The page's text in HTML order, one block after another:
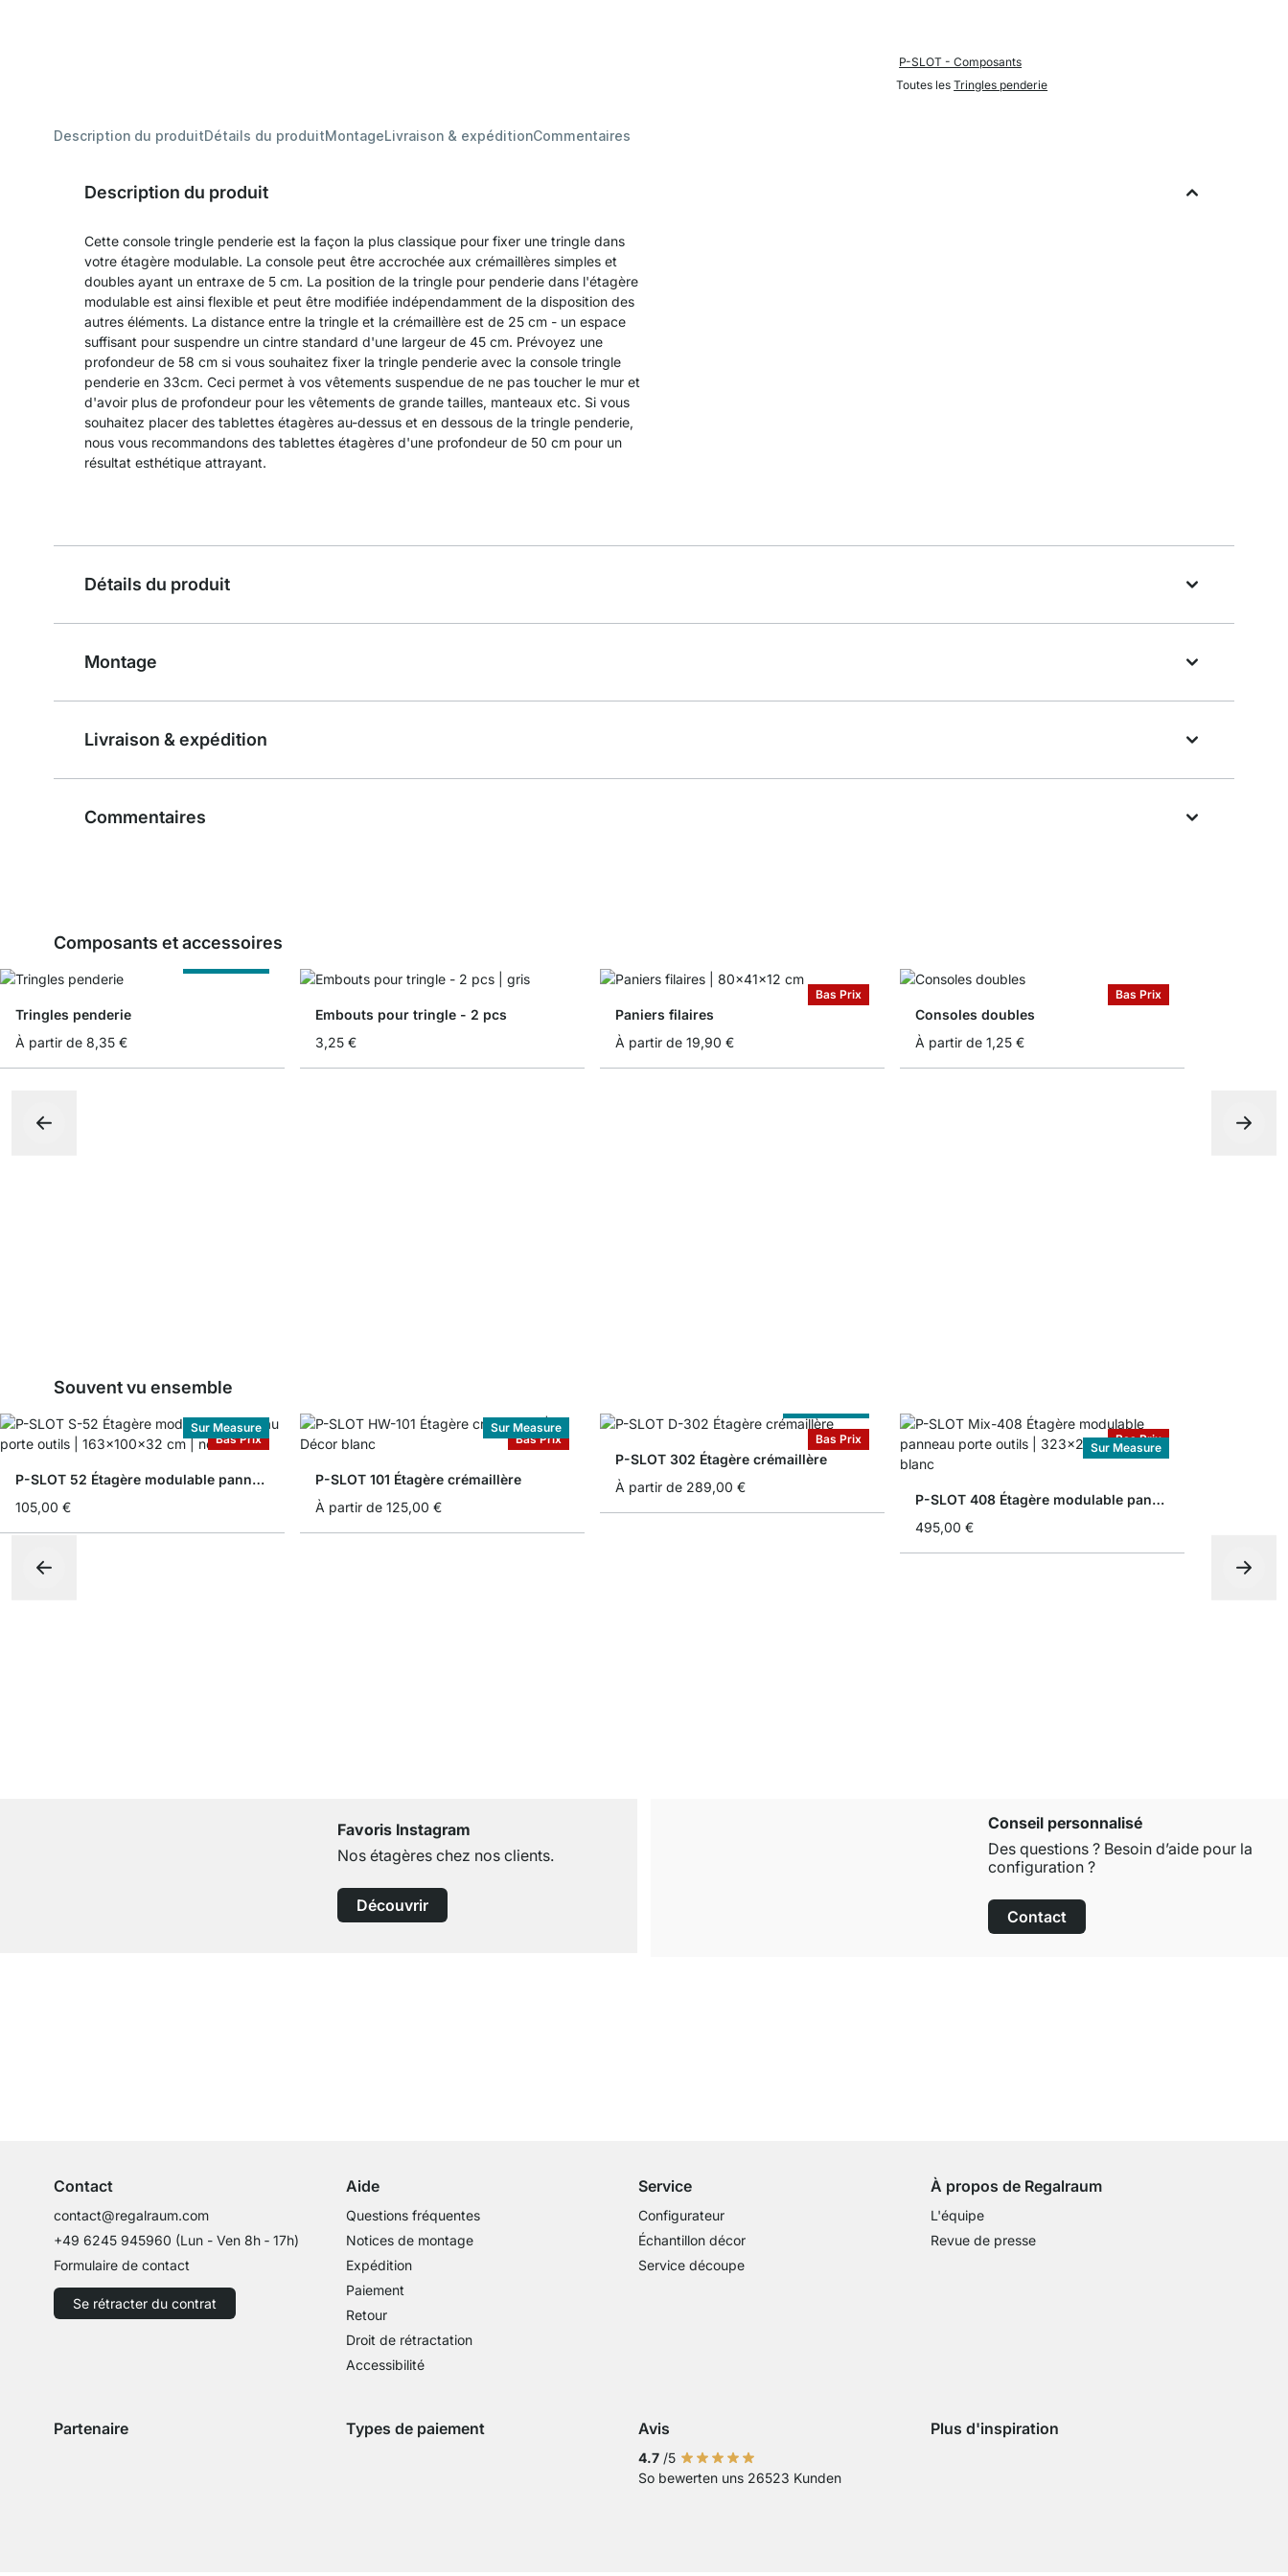
P-SLOT - Composants
Toutes lesTringles penderie
Description du produitDétails du produitMontageLivraison & expéditionCommentaires
Description du produit
Cette console tringle penderie est la façon la plus classique pour fixer une tringle dans
votre étagère modulable. La console peut être accrochée aux crémaillères simples et
doubles ayant un entraxe de 5 cm. La position de la tringle pour penderie dans l'étagère
modulable est ainsi flexible et peut être modifiée indépendamment de la disposition des
autres éléments. La distance entre la tringle et la crémaillère est de 25 cm - un espace
suffisant pour suspendre un cintre standard d'une largeur de 45 cm. Prévoyez une
profondeur de 58 cm si vous souhaitez fixer la tringle penderie avec la console tringle
penderie en 33cm. Ceci permet à vos vêtements suspendue de ne pas toucher le mur et
d'avoir plus de profondeur pour les vêtements de grande tailles, manteaux etc. Si vous
souhaitez placer des tablettes étagères au-dessus et en dessous de la tringle penderie,
nous vous recommandons des tablettes étagères d'une profondeur de 50 cm pour un
résultat esthétique attrayant.
Détails du produit
Montage
Livraison & expédition
Commentaires
Composants et accessoires
Tringles penderie
À partir de 8,35 €
Embouts pour tringle - 2 pcs
3,25 €
Bas Prix
Paniers filaires
À partir de 19,90 €
Bas Prix
Consoles doubles
À partir de 1,25 €
Souvent vu ensemble
Bas Prix
Sur Measure
P-SLOT 52 Étagère modulable panneau porte outils
105,00 €
Bas Prix
Sur Measure
P-SLOT 101 Étagère crémaillère
À partir de 125,00 €
Bas Prix
P-SLOT 302 Étagère crémaillère
À partir de 289,00 €
Bas Prix
Sur Measure
P-SLOT 408 Étagère modulable panneau porte outils
495,00 €
Favoris Instagram
Nos étagères chez nos clients.
Découvrir
Conseil personnalisé
Des questions ? Besoin d’aide pour la
configuration ?
Contact
Contact
contact@regalraum.com
+49 6245 945960 (Lun - Ven 8h ‑ 17h)
Formulaire de contact
Se rétracter du contrat
Aide
Questions fréquentes
Notices de montage
Expédition
Paiement
Retour
Droit de rétractation
Accessibilité
Service
Configurateur
Échantillon décor
Service découpe
À propos de Regalraum
L'équipe
Revue de presse
Partenaire Types de paiement
Paiement avec Klarna Sofort
Avis
4.7 /5
So bewerten uns 26523 Kunden
Plus d'inspiration